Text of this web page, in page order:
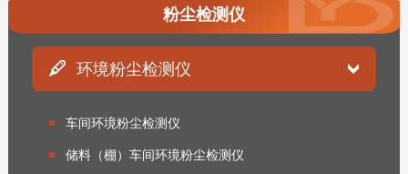
粉尘检测仪
环境粉尘检测仪
车间环境粉尘检测仪
储料（棚）车间环境粉尘检测仪